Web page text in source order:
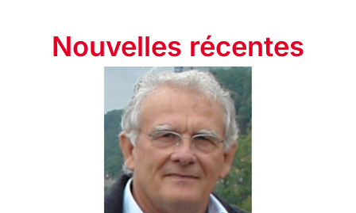
Nouvelles récentes